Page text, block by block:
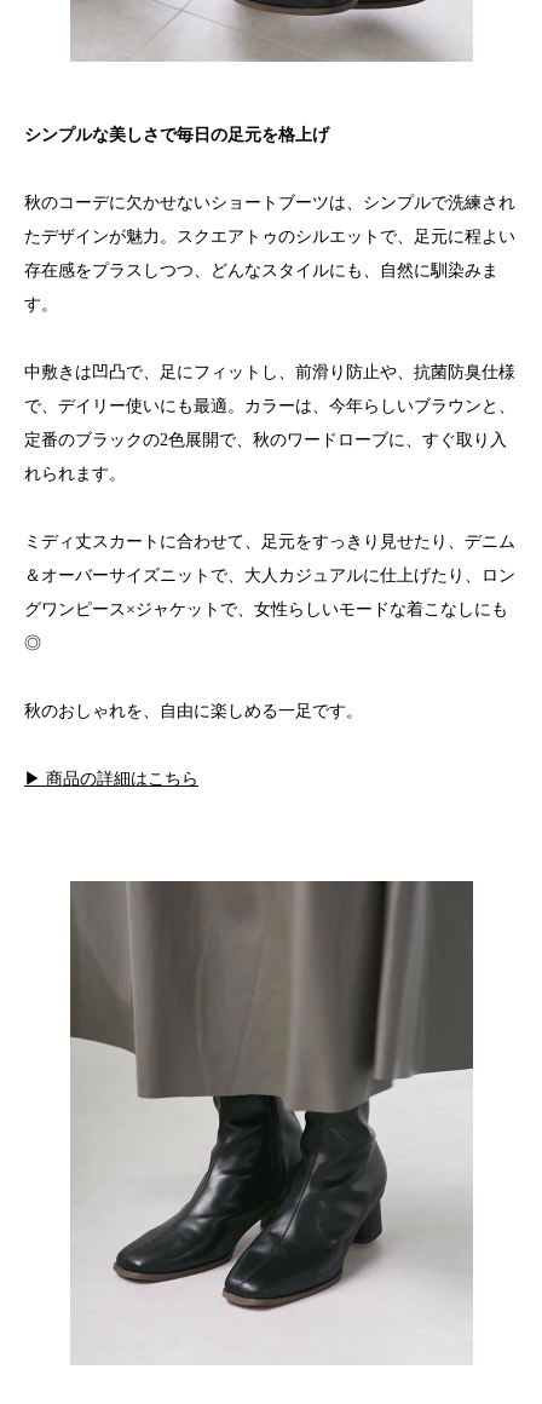
シンプルな美しさで毎日の足元を格上げ
秋のコーデに欠かせないショートブーツは、シンプルで洗練され
たデザインが魅力。スクエアトゥのシルエットで、足元に程よい
存在感をプラスしつつ、どんなスタイルにも、自然に馴染みま
す。
中敷きは凹凸で、足にフィットし、前滑り防止や、抗菌防臭仕様
で、デイリー使いにも最適。カラーは、今年らしいブラウンと、
定番のブラックの2色展開で、秋のワードローブに、すぐ取り入
れられます。
ミディ丈スカートに合わせて、足元をすっきり見せたり、デニム
＆オーバーサイズニットで、大人カジュアルに仕上げたり、ロン
グワンピース×ジャケットで、女性らしいモードな着こなしにも
◎
秋のおしゃれを、自由に楽しめる一足です。
▶ 商品の詳細はこちら